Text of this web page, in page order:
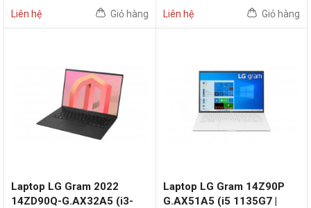
Liên hệ Giỏ hàng Liên hệ Giỏ hàng
Laptop LG Gram 2022
14ZD90Q-G.AX32A5 (i3-
Laptop LG Gram 14Z90P
G.AX51A5 (i5 1135G7 |